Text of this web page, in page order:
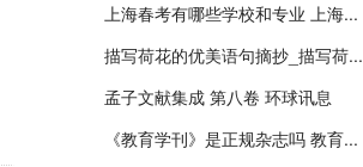
上海春考有哪些学校和专业 上海...
描写荷花的优美语句摘抄_描写荷...
孟子文献集成 第八卷 环球讯息
《教育学刊》是正规杂志吗 教育...